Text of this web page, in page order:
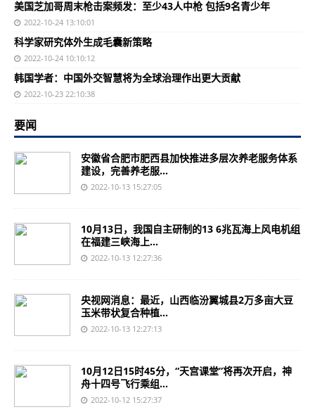
美国芝加哥周末枪击案频发：至少43人中枪 包括9名青少年
2022-10-24 13:10:01
科学家研究体外生成毛囊新策略
2022-10-24 10:10:12
韩国学者：中国外交智慧将为全球治理作出更大贡献
2022-10-23 22:10:38
要闻
安徽省合肥市肥西县加快推进多层次养老服务体系
建设，完善养老服...
2022-10-13 15:27:05
10月13日，我国自主研制的13 6兆瓦海上风电机组
在福建三峡海上...
2022-10-13 12:27:36
央视网消息：最近，山西临汾翼城县2万多亩大豆
玉米带状复合种植...
2022-10-13 12:27:13
10月12日15时45分，“天宫课堂”将再次开启，神
舟十四号飞行乘组...
2022-10-12 15:27:37